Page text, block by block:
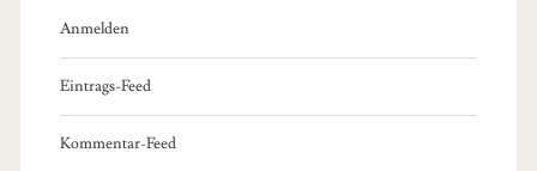
Anmelden
Eintrags-Feed
Kommentar-Feed